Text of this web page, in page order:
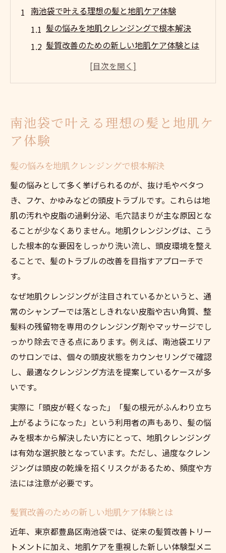
南池袋で叶える理想の髪と地肌ケア体験
髪の悩みを地肌クレンジングで根本解決
髪質改善のための新しい地肌ケア体験とは
サロン選びで失敗しない髪の悩み対策ポイ
南池袋で髪の悩みに寄り添う地肌ケアの魅
力
髪の悩み解消は地肌クレンジングがカギ
口コミで話題の地肌ケアが髪の悩みに効く
髪の悩みを根本から見直すケアのポイント
洗顔サロン池袋で叶う髪の悩み改善体験
髪質の悩みに特化した地肌ケアの選び方
話題の地肌クレンジングで美髪を目指すなら
髪の悩みを解決へ導く地肌クレンジング体
験
ヘッドスパで感じる髪の悩みの変化と効果
メンズにも人気の髪の悩み解消サロン紹介
サロンレビュー活用で髪の悩みを徹底比較
徴
レビューが示す髪質改善への近道とその理
由
髪の悩み別に選ぶ地肌ケア方法のポイント
洗顔サロン体験でわかる髪の悩み解消の実
髪質を整えるための地肌クレンジング活用
法
健康的な髪へ導く地肌ケアの最新トレンド
南池袋で叶える理想の髪と地肌ケ
ア体験
髪の悩みを地肌クレンジングで根本解決
髪の悩みとして多く挙げられるのが、抜け毛やベタつ
き、フケ、かゆみなどの頭皮トラブルです。これらは地
肌の汚れや皮脂の過剰分泌、毛穴詰まりが主な原因とな
ることが少なくありません。地肌クレンジングは、こう
した根本的な要因をしっかり洗い流し、頭皮環境を整え
ることで、髪のトラブルの改善を目指すアプローチで
す。
なぜ地肌クレンジングが注目されているかというと、通
常のシャンプーでは落としきれない皮脂や古い角質、整
髪料の残留物を専用のクレンジング剤やマッサージでし
っかり除去できる点にあります。例えば、南池袋エリア
のサロンでは、個々の頭皮状態をカウンセリングで確認
し、最適なクレンジング方法を提案しているケースが多
いです。
実際に「頭皮が軽くなった」「髪の根元がふんわり立ち
上がるようになった」という利用者の声もあり、髪の悩
みを根本から解決したい方にとって、地肌クレンジング
は有効な選択肢となっています。ただし、過度なクレン
ジングは頭皮の乾燥を招くリスクがあるため、頻度や方
法には注意が必要です。
髪質改善のための新しい地肌ケア体験とは
近年、東京都豊島区南池袋では、従来の髪質改善トリー
トメントに加え、地肌ケアを重視した新しい体験型メニ